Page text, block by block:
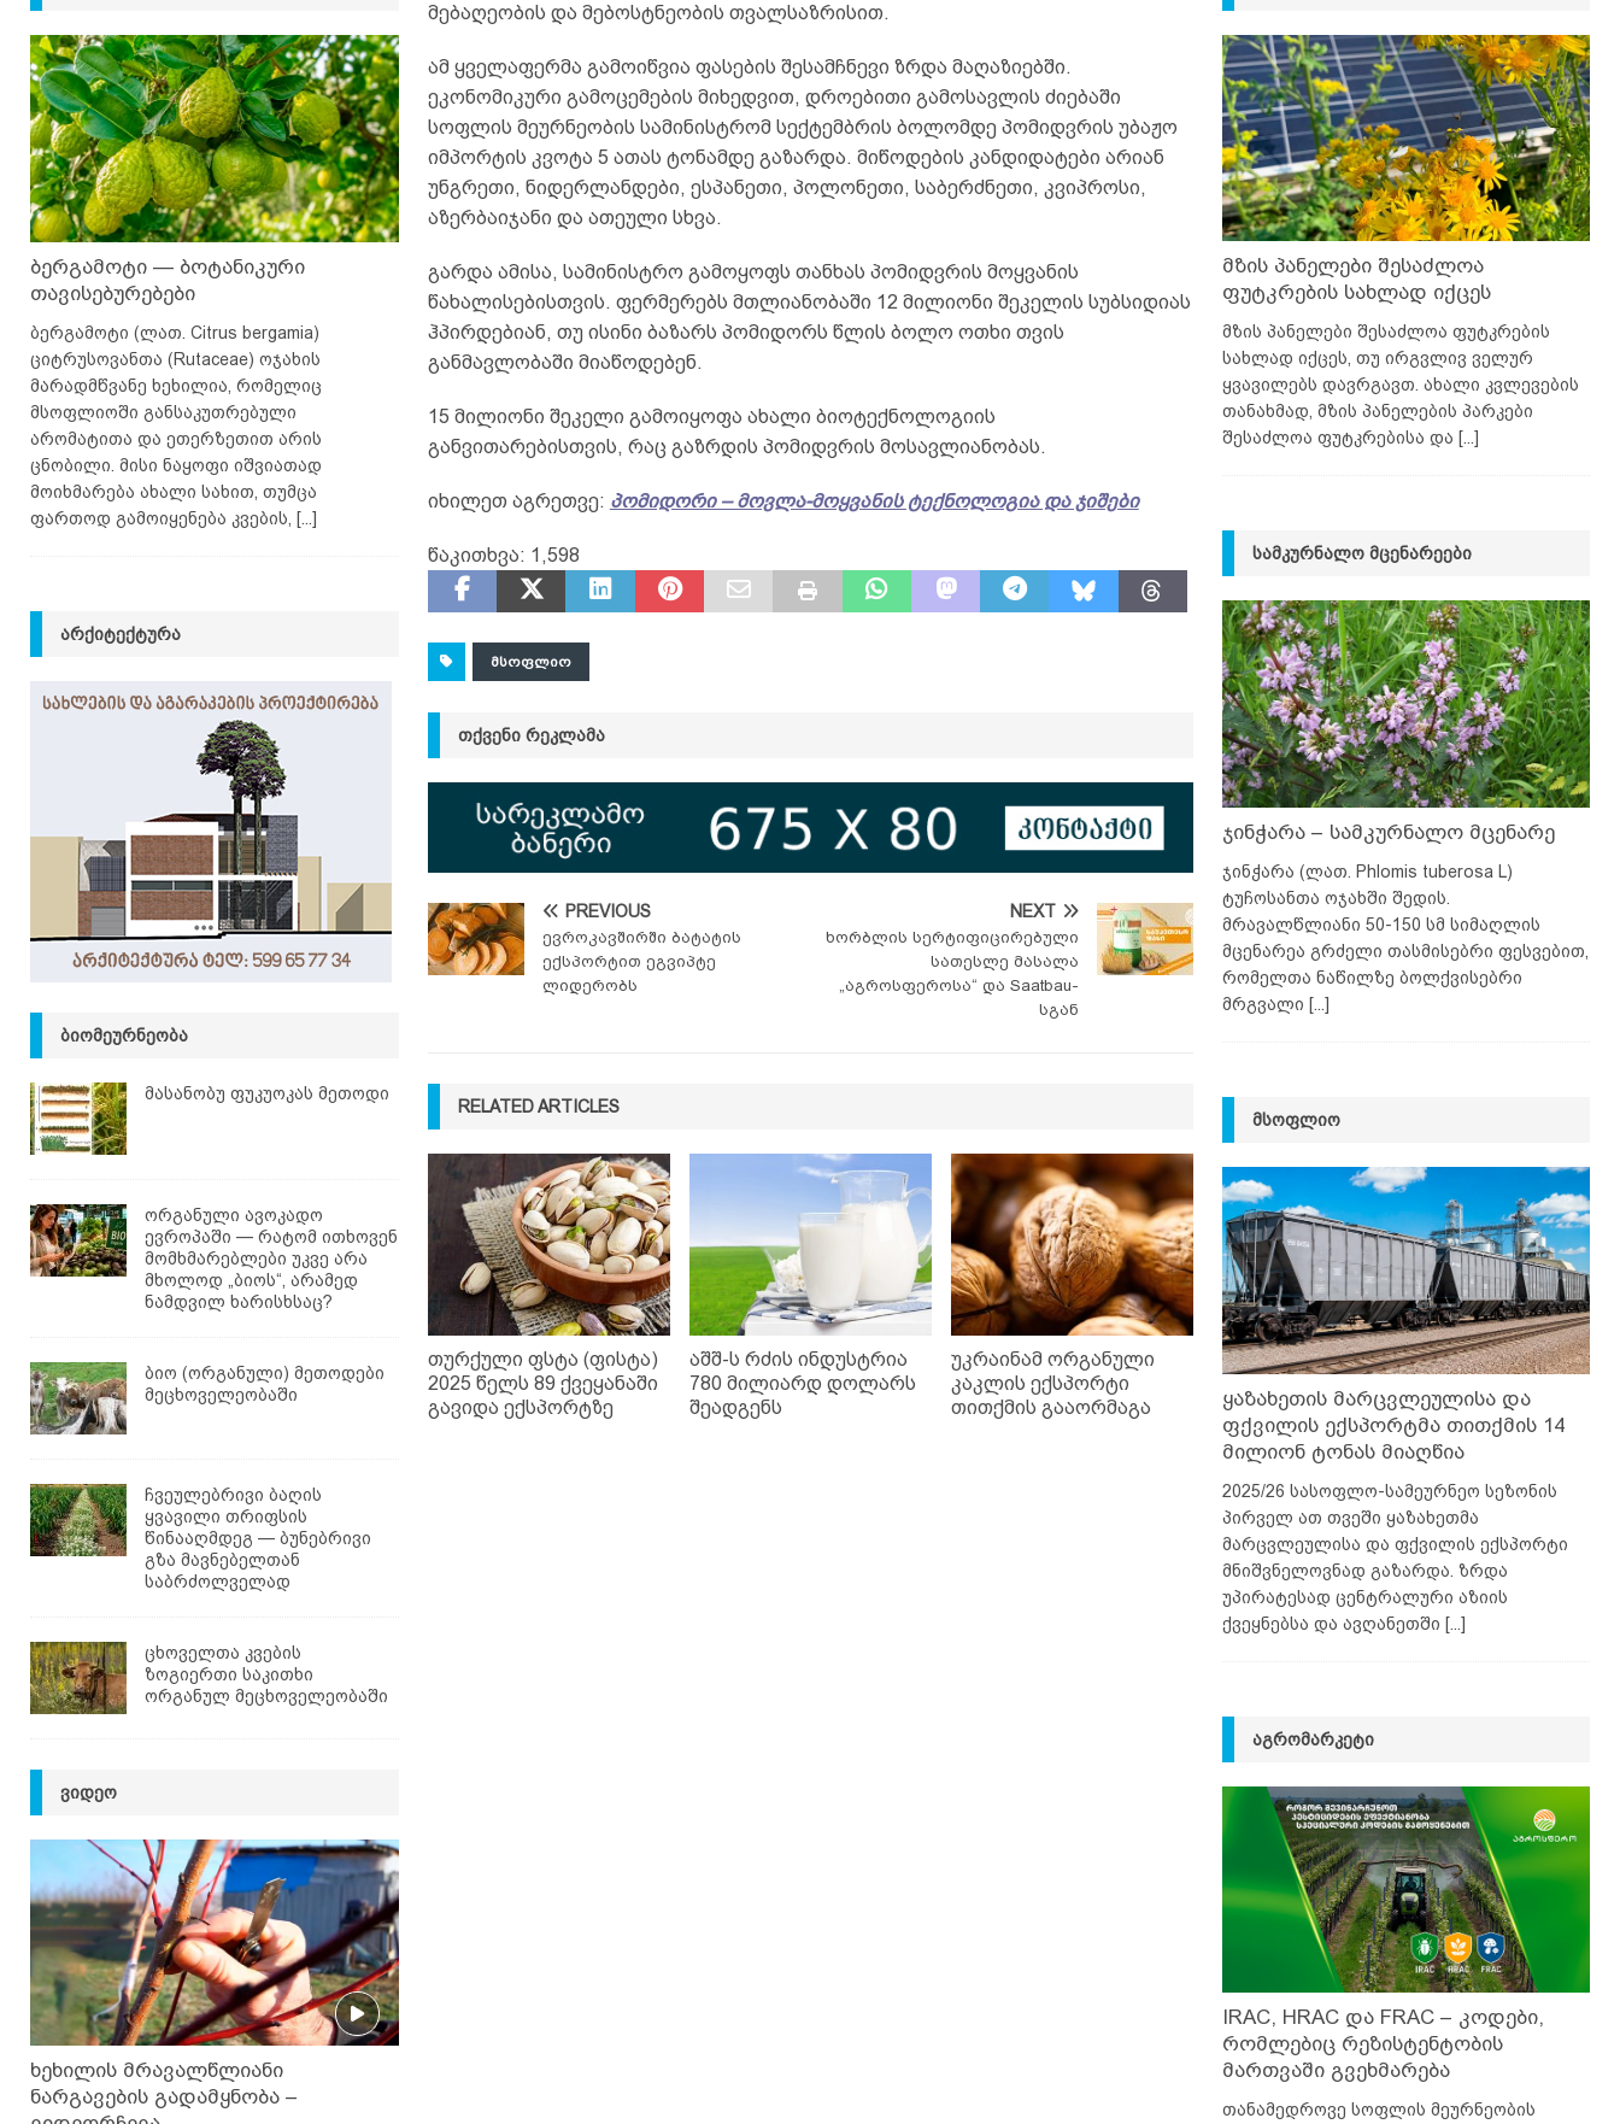
მებაღეობის და მებოსტნეობის თვალსაზრისით.
ამ ყველაფერმა გამოიწვია ფასების შესამჩნევი ზრდა მაღაზიებში.
ეკონომიკური გამოცემების მიხედვით, დროებითი გამოსავლის ძიებაში
სოფლის მეურნეობის სამინისტრომ სექტემბრის ბოლომდე პომიდვრის უბაჟო
იმპორტის კვოტა 5 ათას ტონამდე გაზარდა. მიწოდების კანდიდატები არიან
უნგრეთი, ნიდერლანდები, ესპანეთი, პოლონეთი, საბერძნეთი, კვიპროსი,
აზერბაიჯანი და ათეული სხვა.
გარდა ამისა, სამინისტრო გამოყოფს თანხას პომიდვრის მოყვანის
წახალისებისთვის. ფერმერებს მთლიანობაში 12 მილიონი შეკელის სუბსიდიას
ჰპირდებიან, თუ ისინი ბაზარს პომიდორს წლის ბოლო ოთხი თვის
განმავლობაში მიაწოდებენ.
15 მილიონი შეკელი გამოიყოფა ახალი ბიოტექნოლოგიის
განვითარებისთვის, რაც გაზრდის პომიდვრის მოსავლიანობას.
იხილეთ აგრეთვე: პომიდორი – მოვლა-მოყვანის ტექნოლოგია და ჯიშები
წაკითხვა: 1,598
ᲛᲡᲝᲤᲚᲘᲝ
ᲗᲥᲕᲔᲜᲘ ᲠᲔᲙᲚᲐᲛᲐ
PREVIOUS
ევროკავშირში ბატატის
ექსპორტით ეგვიპტე
ლიდერობს
NEXT
ხორბლის სერტიფიცირებული
სათესლე მასალა
„აგროსფეროსა“ და Saatbau-
სგან
RELATED ARTICLES
თურქული ფსტა (ფისტა)
2025 წელს 89 ქვეყანაში
გავიდა ექსპორტზე
აშშ-ს რძის ინდუსტრია
780 მილიარდ დოლარს
შეადგენს
უკრაინამ ორგანული
კაკლის ექსპორტი
თითქმის გააორმაგა
ბერგამოტი — ბოტანიკური
თავისებურებები
ბერგამოტი (ლათ. Citrus bergamia)
ციტრუსოვანთა (Rutaceae) ოჯახის
მარადმწვანე ხეხილია, რომელიც
მსოფლიოში განსაკუთრებული
არომატითა და ეთერზეთით არის
ცნობილი. მისი ნაყოფი იშვიათად
მოიხმარება ახალი სახით, თუმცა
ფართოდ გამოიყენება კვების,
[...]
ᲐᲠᲥᲘᲢᲔᲥᲢᲣᲠᲐ
ᲑᲘᲝᲛᲔᲣᲠᲜᲔᲝᲑᲐ
მასანობუ ფუკუოკას მეთოდი
ორგანული ავოკადო
ევროპაში — რატომ ითხოვენ
მომხმარებლები უკვე არა
მხოლოდ „ბიოს“, არამედ
ნამდვილ ხარისხსაც?
ბიო (ორგანული) მეთოდები
მეცხოველეობაში
ჩვეულებრივი ბაღის
ყვავილი თრიფსის
წინააღმდეგ — ბუნებრივი
გზა მავნებელთან
საბრძოლველად
ცხოველთა კვების
ზოგიერთი საკითხი
ორგანულ მეცხოველეობაში
ᲕᲘᲓᲔᲝ
ხეხილის მრავალწლიანი
ნარგავების გადამყნობა –
მზის პანელები შესაძლოა
ფუტკრების სახლად იქცეს
მზის პანელები შესაძლოა ფუტკრების
სახლად იქცეს, თუ ირგვლივ ველურ
ყვავილებს დავრგავთ. ახალი კვლევების
თანახმად, მზის პანელების პარკები
შესაძლოა ფუტკრებისა და [...]
ᲡᲐᲛᲙᲣᲠᲜᲐᲚᲝ ᲛᲪᲔᲜᲐᲠᲔᲔᲑᲘ
ჯინჭარა – სამკურნალო მცენარე
ჯინჭარა (ლათ. Phlomis tuberosa L)
ტუჩოსანთა ოჯახში შედის.
მრავალწლიანი 50-150 სმ სიმაღლის
მცენარეა გრძელი თასმისებრი ფესვებით,
რომელთა ნაწილზე ბოლქვისებრი
მრგვალი [...]
ᲛᲡᲝᲤᲚᲘᲝ
ყაზახეთის მარცვლეულისა და
ფქვილის ექსპორტმა თითქმის 14
მილიონ ტონას მიაღწია
2025/26 სასოფლო-სამეურნეო სეზონის
პირველ ათ თვეში ყაზახეთმა
მარცვლეულისა და ფქვილის ექსპორტი
მნიშვნელოვნად გაზარდა. ზრდა
უპირატესად ცენტრალური აზიის
ქვეყნებსა და ავღანეთში [...]
ᲐᲒᲠᲝᲛᲐᲠᲙᲔᲢᲘ
IRAC, HRAC და FRAC – კოდები,
რომლებიც რეზისტენტობის
მართვაში გვეხმარება
თანამედროვე სოფლის მეურნეობის